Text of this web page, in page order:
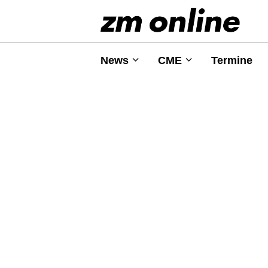
News CME Termine